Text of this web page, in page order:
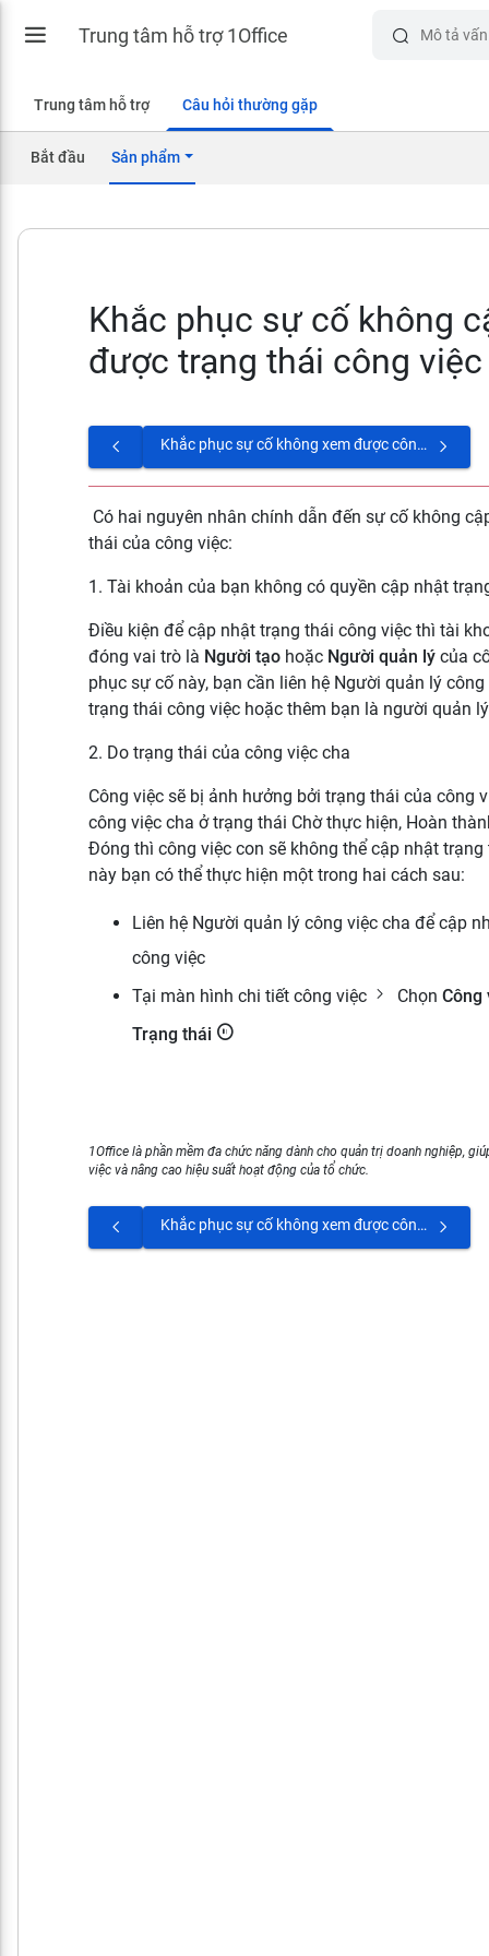
Trung tâm hỗ trợ 1Office
Trung tâm hỗ trợ Câu hỏi thường gặp
Bắt đầu Sản phẩm
Khắc phục sự cố không
được trạng thái công việc
Khắc phục sự cố không xem được công việc được giao
Có hai nguyên nhân chính dẫn đến sự cố không
thái của công việc:
1. Tài khoản của bạn không có quyền cập nhật
Điều kiện để cập nhật trạng thái công việc thì tài
đóng vai trò là Người tạo hoặc Người quản lý của
phục sự cố này, bạn cần liên hệ Người quản lý
trạng thái công việc hoặc thêm bạn là người quản lý
2. Do trạng thái của công việc cha
Công việc sẽ bị ảnh hưởng bởi trạng thái của công
công việc cha ở trạng thái Chờ thực hiện, Hoàn
Đóng thì công việc con sẽ không thể cập nhật
này bạn có thể thực hiện một trong hai cách sau:
Liên hệ Người quản lý công việc cha để cập
công việc
Tại màn hình chi tiết công việc
Chọn Công
Trạng thái
1Office là phần mềm đa chức năng dành cho quản trị doanh nghiệp,
việc và nâng cao hiệu suất hoạt động của tổ chức.
Khắc phục sự cố không xem được công việc được giao